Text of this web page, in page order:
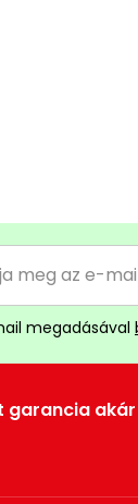
megadásával
garancia akár